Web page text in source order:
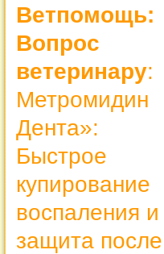
Ветпомощь:
Вопрос
ветеринару:
Метромидин
Дента»:
Быстрое
купирование
воспаления и
защита после